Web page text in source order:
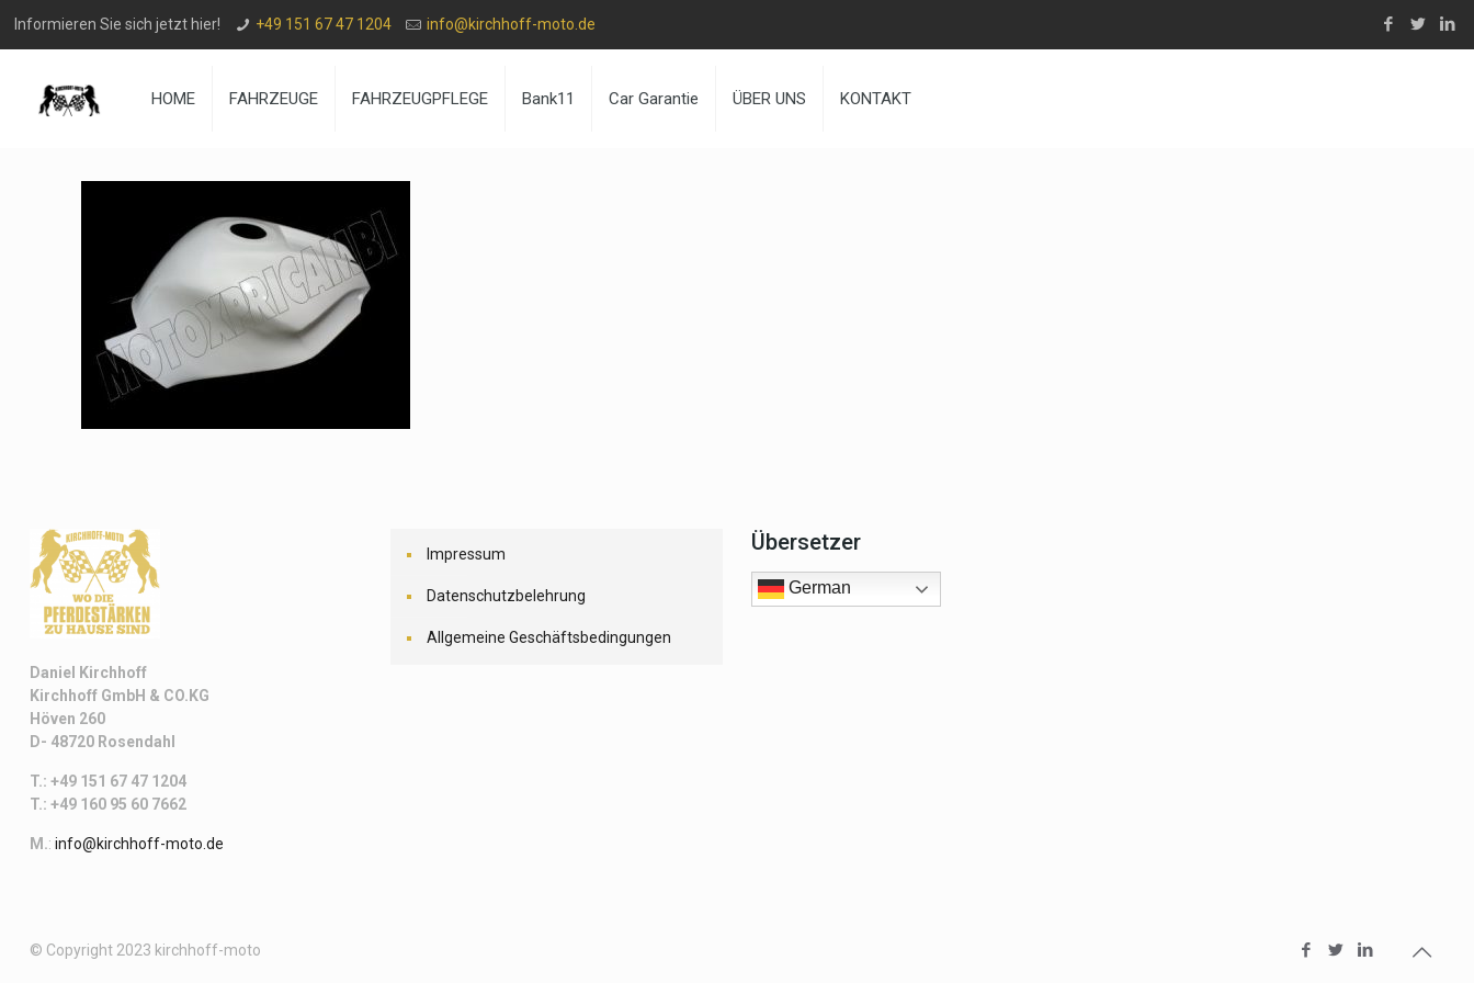
Informieren Sie sich jetzt hier! +49 151 67 47 1204 info@kirchhoff-moto.de
HOME FAHRZEUGE FAHRZEUGPFLEGE Bank11 Car Garantie ÜBER UNS KONTAKT
Daniel Kirchhoff
Kirchhoff GmbH & CO.KG
Höven 260
D- 48720 Rosendahl
T.: +49 151 67 47 1204
T.: +49 160 95 60 7662
M.: info@kirchhoff-moto.de
Impressum
Datenschutzbelehrung
Allgemeine Geschäftsbedingungen
Übersetzer
German
© Copyright 2023 kirchhoff-moto